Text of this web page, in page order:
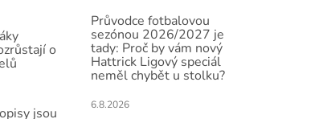
o
jsou
Průvodce fotbalovou
sezónou 2026/2027 je
tady: Proč by vám nový
Hattrick Ligový speciál
neměl chybět u stolku?
6.8.2026